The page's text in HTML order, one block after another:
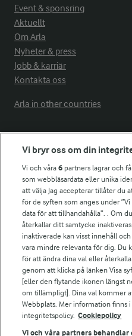
Event & sponsring
Aktuellt
Om Arla
Nyheter & press
Jobb & karriär
Kontakta oss
Arla in other countries
Fler Arlasajter
För ägare
Arlas kundportal
Arla.com
Falbygdens Ost
Arla webbshop
Bildbank
Följ oss
Vi bryr oss om din
Vi och våra6 partners lagrar och
som webbläsardata eller unika
att välja Jag accepterar tillåter du
för de syften som anges under
data för att tillhandahålla”. . Om
återkallar ditt samtycke
inaktiverade kan visst innehåll
vara mindre relevanta för dig. Du
för att ändra dina val eller
genom att klicka på länken Visa
[eller den flytande ikonen längst
om tillämpligt]. Dina val kommer
Webbplats. Mer information finns i
integritetspolicy. Cookiepolicy
Vi och våra partners